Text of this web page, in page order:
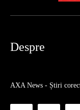
Despre
AXA News - Știri